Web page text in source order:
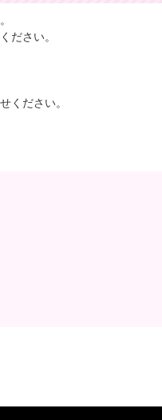
ださい。
ください。